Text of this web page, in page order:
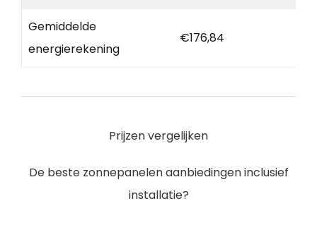
Gemiddelde
energierekening
€176,84
Prijzen vergelijken
De beste zonnepanelen aanbiedingen inclusief
installatie?